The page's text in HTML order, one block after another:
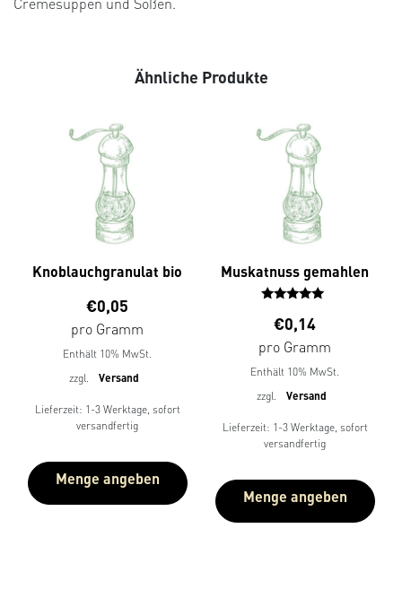
Ähnliche Produkte
Knoblauchgranulat bio
€0,05
pro Gramm
Enthält 10% MwSt.
zzgl.
Versand
Lieferzeit: 1-3 Werktage, sofort
versandfertig
Menge angeben
Muskatnuss gemahlen
Bewertet
mit
5.00
von 5
€0,14
pro Gramm
Enthält 10% MwSt.
zzgl.
Versand
Lieferzeit: 1-3 Werktage, sofort
versandfertig
Menge angeben